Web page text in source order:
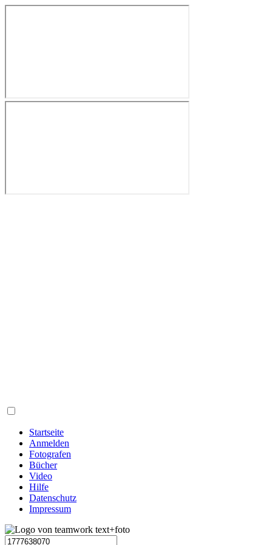
Startseite
Anmelden
Fotografen
Bücher
Video
Hilfe
Datenschutz
Impressum